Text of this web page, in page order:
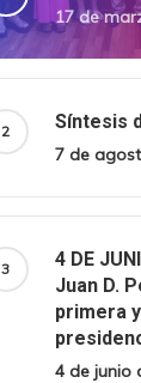
17 de
Síntesis
7 de
4 DE
Juan D.
primera
4 de junio